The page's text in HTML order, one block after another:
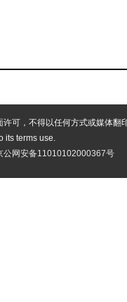
可，不得以任何方式或媒体翻
its terms use.
公网安备11010102000367号